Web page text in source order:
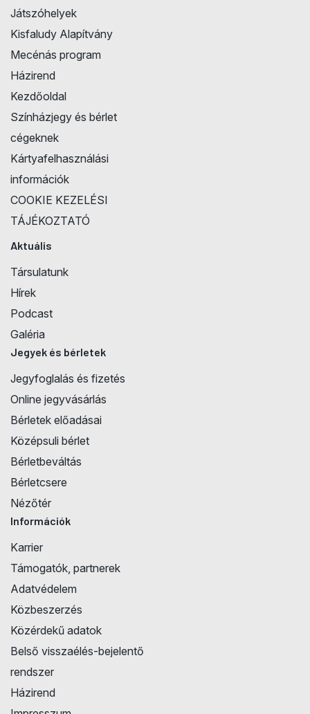
Játszóhelyek
Kisfaludy Alapítvány
Mecénás program
Házirend
Kezdőoldal
Színházjegy és bérlet
cégeknek
Kártyafelhasználási
információk
COOKIE KEZELÉSI
TÁJÉKOZTATÓ
Aktuális
Társulatunk
Hírek
Podcast
Galéria
Jegyek és bérletek
Jegyfoglalás és fizetés
Online jegyvásárlás
Bérletek előadásai
Középsuli bérlet
Bérletbeváltás
Bérletcsere
Nézőtér
Információk
Karrier
Támogatók, partnerek
Adatvédelem
Közbeszerzés
Közérdekű adatok
Belső visszaélés-bejelentő
rendszer
Házirend